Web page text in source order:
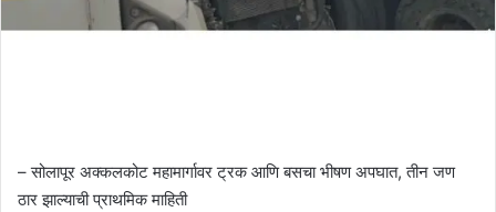
– सोलापूर अक्कलकोट महामार्गावर ट्रक आणि बसचा भीषण अपघात, तीन जण
ठार झाल्याची प्राथमिक माहिती